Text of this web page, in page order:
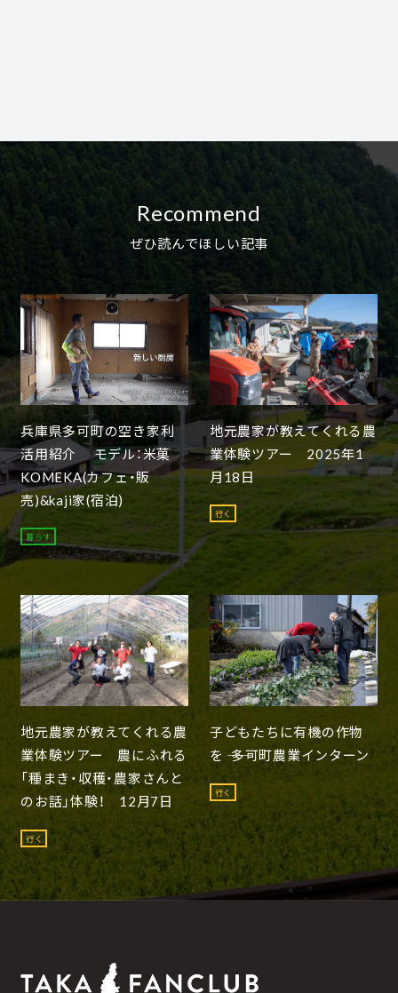
Recommend
ぜひ読んでほしい記事
兵庫県多可町の空き家利
活用紹介 モデル：米菓
KOMEKA(カフェ・販
売)&kaji家(宿泊)
暮らす
地元農家が教えてくれる農
業体験ツアー 2025年1
月18日
行く
地元農家が教えてくれる農
業体験ツアー 農にふれる
「種まき・収穫・農家さんと
のお話」体験！ 12月7日
行く
子どもたちに有機の作物
を ―― 多可町農業インターン
行く